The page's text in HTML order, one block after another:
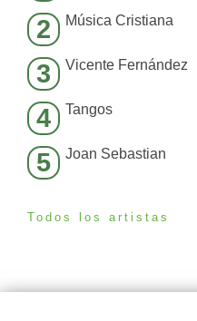
2 Música Cristiana
3 Vicente Fernández
4 Tangos
5 Joan Sebastian
Todos los artistas